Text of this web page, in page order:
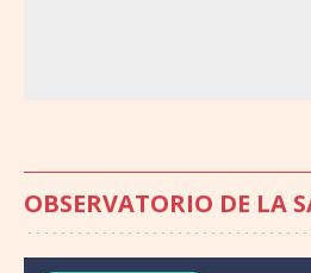
OBSERVATORIO DE LA